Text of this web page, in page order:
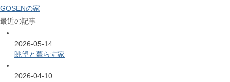
GOSENの家
最近の記事
2026-05-14
眺望と暮らす家
2026-04-10